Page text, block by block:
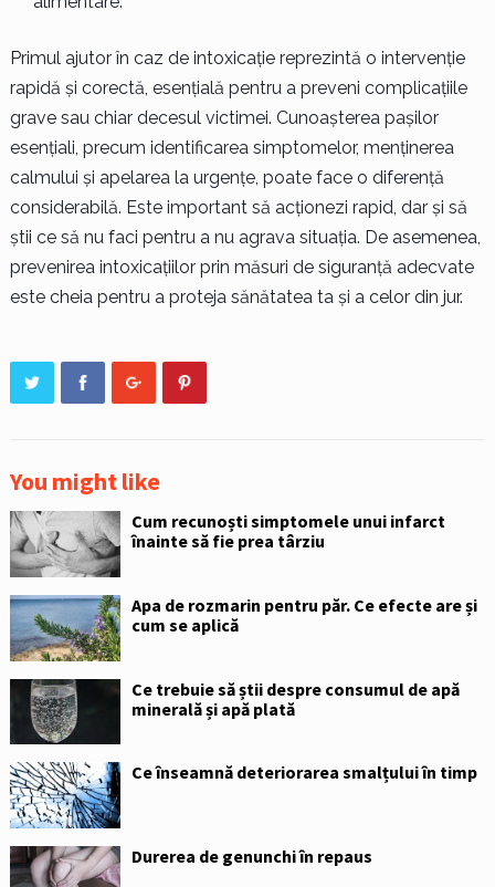
Primul ajutor în caz de intoxicație reprezintă o intervenție
rapidă și corectă, esențială pentru a preveni complicațiile
grave sau chiar decesul victimei. Cunoașterea pașilor
esențiali, precum identificarea simptomelor, menținerea
calmului și apelarea la urgențe, poate face o diferență
considerabilă. Este important să acționezi rapid, dar și să
știi ce să nu faci pentru a nu agrava situația. De asemenea,
prevenirea intoxicațiilor prin măsuri de siguranță adecvate
este cheia pentru a proteja sănătatea ta și a celor din jur.
You might like
Cum recunoști simptomele unui infarct
înainte să fie prea târziu
Apa de rozmarin pentru păr. Ce efecte are și
cum se aplică
Ce trebuie să știi despre consumul de apă
minerală și apă plată
Ce înseamnă deteriorarea smalțului în timp
Durerea de genunchi în repaus